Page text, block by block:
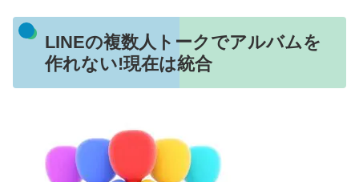
LINEの複数人トークでアルバムを
作れない!現在は統合